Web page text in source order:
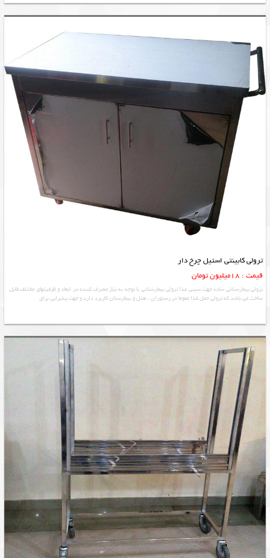
ترولی کابینتی استیل چرخ دار
قیمت : 18میلیون تومان
ترولی بیمارستانی ساده جهت سینی غذا ترولی بیمارستانی با توجه به نیاز مصرف کننده در ابعاد و ظرفیتهای مختلف قابل
ساخت می باشد که ترولی حمل غذا عموما در رستوران ، هتل و بیمارستان کاربرد دارد و جهت پذیرایی برای